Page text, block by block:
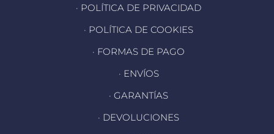
· POLÍTICA DE PRIVACIDAD
· POLÍTICA DE COOKIES
· FORMAS DE PAGO
· ENVÍOS
· GARANTÍAS
· DEVOLUCIONES